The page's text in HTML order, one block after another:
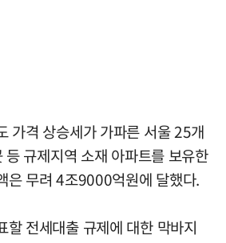
가격 상승세가 가파른 서울 25개
규제지역 소재 아파트를 보유한
은 무려 4조9000억원에 달했다.
할 전세대출 규제에 대한 막바지